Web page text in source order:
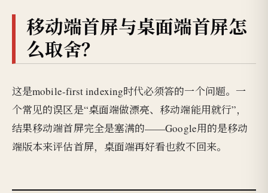
移动端首屏与桌面端首屏怎
么取舍？
这是mobile-first indexing时代必须答的一个问题。一
个常见的误区是“桌面端做漂亮、移动端能用就行”，
结果移动端首屏完全是塞满的——Google用的是移动
端版本来评估首屏，桌面端再好看也救不回来。